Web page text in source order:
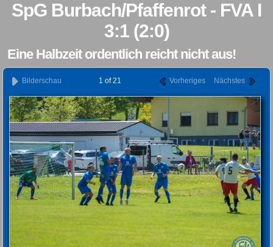
SpG Burbach/Pfaffenrot - FVA I
3:1 (2:0)
Eine Halbzeit ordentlich reicht nicht aus!
Bilderschau Vorheriges Nächstes
1 of 21